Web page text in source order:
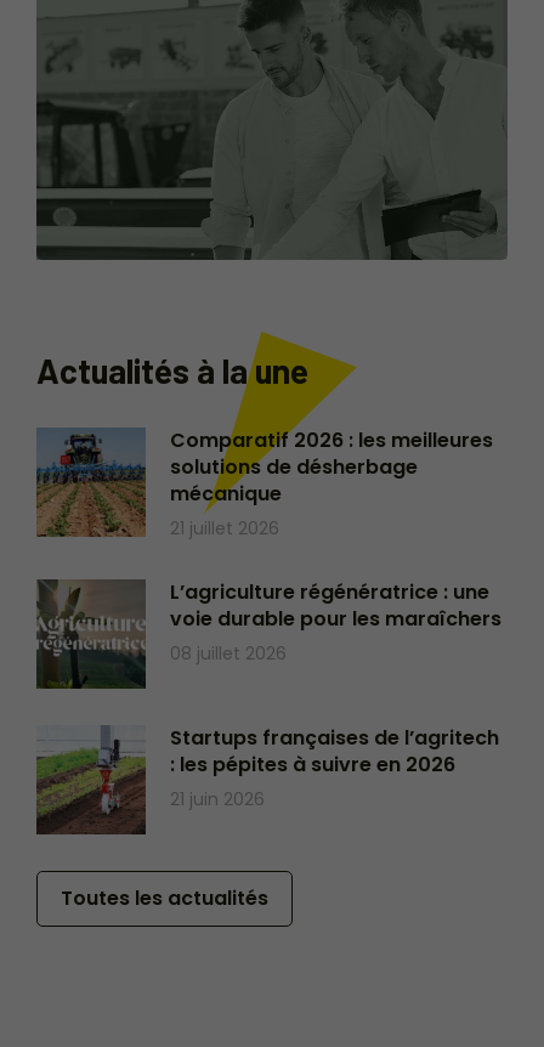
Actualités à la une
Toutes les actualités
Comparatif 2026 : les meilleures
solutions de désherbage
mécanique
21 juillet 2026
L’agriculture régénératrice : une
voie durable pour les maraîchers
08 juillet 2026
Startups françaises de l’agritech
: les pépites à suivre en 2026
21 juin 2026